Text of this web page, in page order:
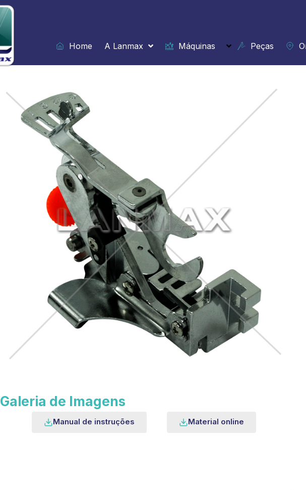
Ir
para
o
conteúdo
Home
A Lanmax Máquinas Peças
Galeria de Imagens
Manual de instruções Material online